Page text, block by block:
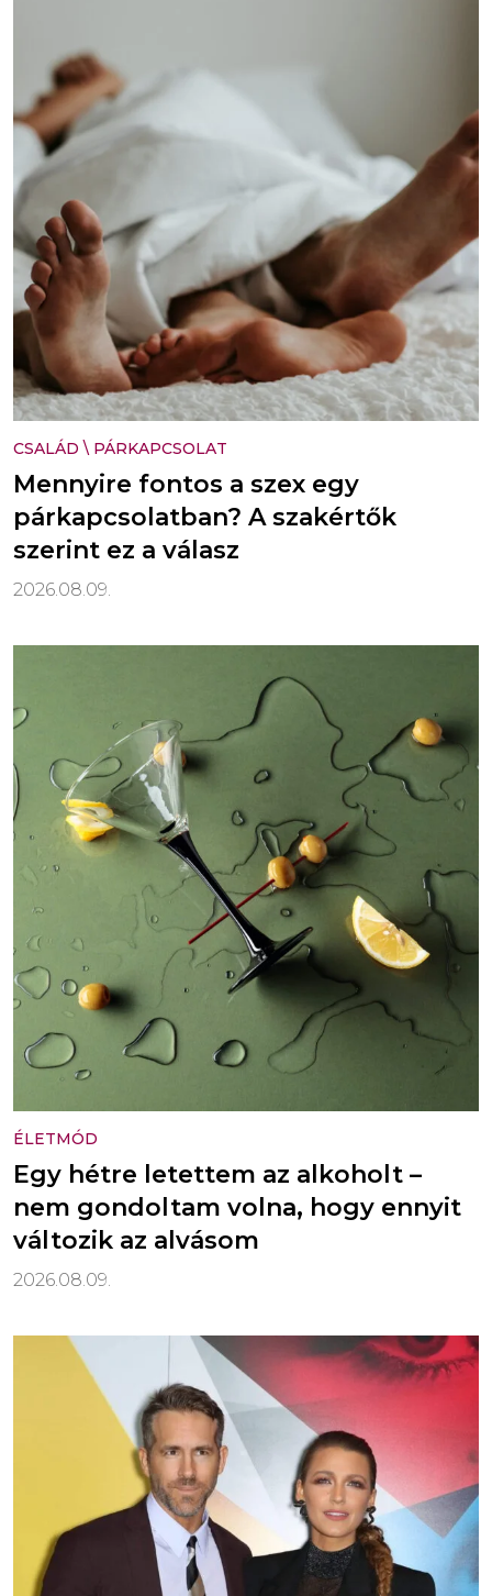
CSALÁD \ PÁRKAPCSOLAT
Mennyire fontos a szex egy
párkapcsolatban? A szakértők
szerint ez a válasz
2026.08.09.
ÉLETMÓD
Egy hétre letettem az alkoholt –
nem gondoltam volna, hogy ennyit
változik az alvásom
2026.08.09.